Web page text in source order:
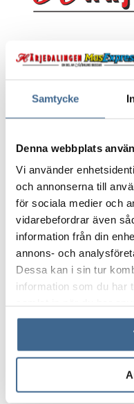
Samtycke
Denna webbplats
Vi använder
och annonserna till
för sociala medier och
vidarebefordrar även
information från din
annons- och
Dessa kan i sin tur
information som du har
Tidtabell 2026-06-
Tidtabell 2026-
Linjekarta
Tidtabell 2026-
Linjekarta